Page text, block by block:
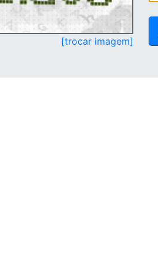
[trocar imagem]